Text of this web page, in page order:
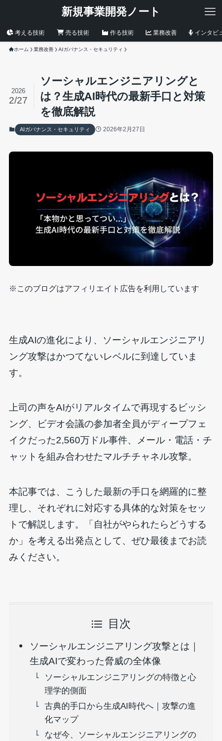
新規事業開発ノート
考える技術 売る技術 作る技術 業務改善 インタビ
ホーム 業務改善 AIガバナンス・セキュリティ
ソーシャルエンジニアリングと
は？生成AI時代の最新手口と対策
を徹底解説
2026
2/27
AIガバナンス・セキュリティ 2026年2月27日
※このブログはアフィリエイト広告を利用しています
生成AIの進化により、ソーシャルエンジニアリ
ング攻撃はかつてないレベルに到達していま
す。
上司の声をAIがリアルタイムで再現するビッシ
ング、ビデオ会議の参加者全員がディープフェ
イクだった2,560万ドル事件、メール・電話・チ
ャットを組み合わせたマルチチャネル攻撃。
本記事では、こうした最新の手口を網羅的に整
理し、それぞれに対応する具体的な対策をセッ
トで解説します。「自社がやられたらどうする
か」を考える出発点として、ぜひ最後までお読
みください。
目次
ソーシャルエンジニアリング攻撃とは｜
生成AIで変わった脅威の全体像
ソーシャルエンジニアリングの特徴と心
理学的側面
古典的手口から生成AI時代へ｜攻撃の進
化マップ
なぜ今、ソーシャルエンジニアリングの